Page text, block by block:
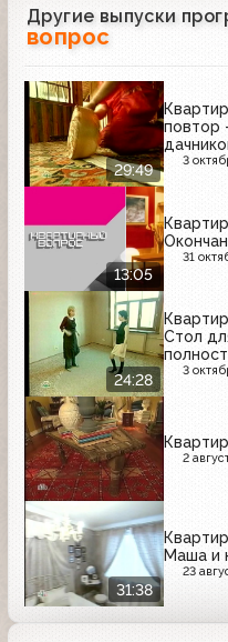
Другие выпуски
вопрос
29:49
повтор
3
13:05
31
24:28
Стол
3
2
31:38
Маша и
23